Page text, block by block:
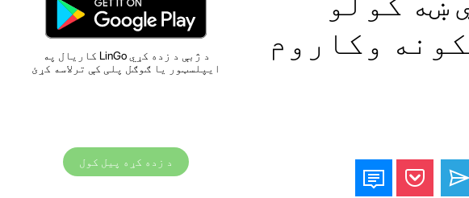
وکاروم
د ژبې د زده کړي LinGo کاریال په
ایپلسټور یا ګوګل پلی کې ترلاسه کړئ
د زده کړه پیل کول